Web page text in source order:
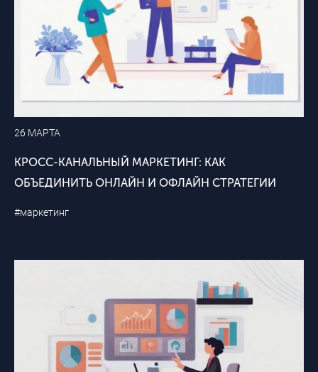
26 МАРТА
КРОСС-КАНАЛЬНЫЙ МАРКЕТИНГ: КАК
ОБЪЕДИНИТЬ ОНЛАЙН И ОФЛАЙН СТРАТЕГИИ
#маркетинг